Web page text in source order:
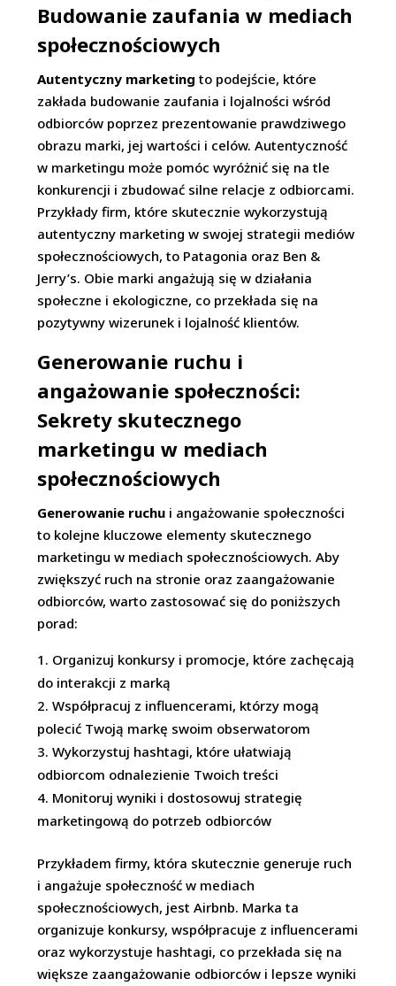
Budowanie zaufania w mediach
społecznościowych
Autentyczny marketing to podejście, które
zakłada budowanie zaufania i lojalności wśród
odbiorców poprzez prezentowanie prawdziwego
obrazu marki, jej wartości i celów. Autentyczność
w marketingu może pomóc wyróżnić się na tle
konkurencji i zbudować silne relacje z odbiorcami.
Przykłady firm, które skutecznie wykorzystują
autentyczny marketing w swojej strategii mediów
społecznościowych, to Patagonia oraz Ben &
Jerry’s. Obie marki angażują się w działania
społeczne i ekologiczne, co przekłada się na
pozytywny wizerunek i lojalność klientów.
Generowanie ruchu i
angażowanie społeczności:
Sekrety skutecznego
marketingu w mediach
społecznościowych
Generowanie ruchu i angażowanie społeczności
to kolejne kluczowe elementy skutecznego
marketingu w mediach społecznościowych. Aby
zwiększyć ruch na stronie oraz zaangażowanie
odbiorców, warto zastosować się do poniższych
porad:
Organizuj konkursy i promocje, które zachęcają
do interakcji z marką
Współpracuj z influencerami, którzy mogą
polecić Twoją markę swoim obserwatorom
Wykorzystuj hashtagi, które ułatwiają
odbiorcom odnalezienie Twoich treści
Monitoruj wyniki i dostosowuj strategię
marketingową do potrzeb odbiorców
Przykładem firmy, która skutecznie generuje ruch
i angażuje społeczność w mediach
społecznościowych, jest Airbnb. Marka ta
organizuje konkursy, współpracuje z influencerami
oraz wykorzystuje hashtagi, co przekłada się na
większe zaangażowanie odbiorców i lepsze wyniki